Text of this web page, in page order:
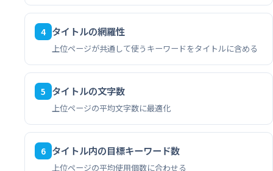
4 タイトルの網羅性
上位ページが共通して使うキーワードをタイトルに含める
5 タイトルの文字数
上位ページの平均文字数に最適化
6 タイトル内の目標キーワード数
上位ページの平均使用個数に合わせる